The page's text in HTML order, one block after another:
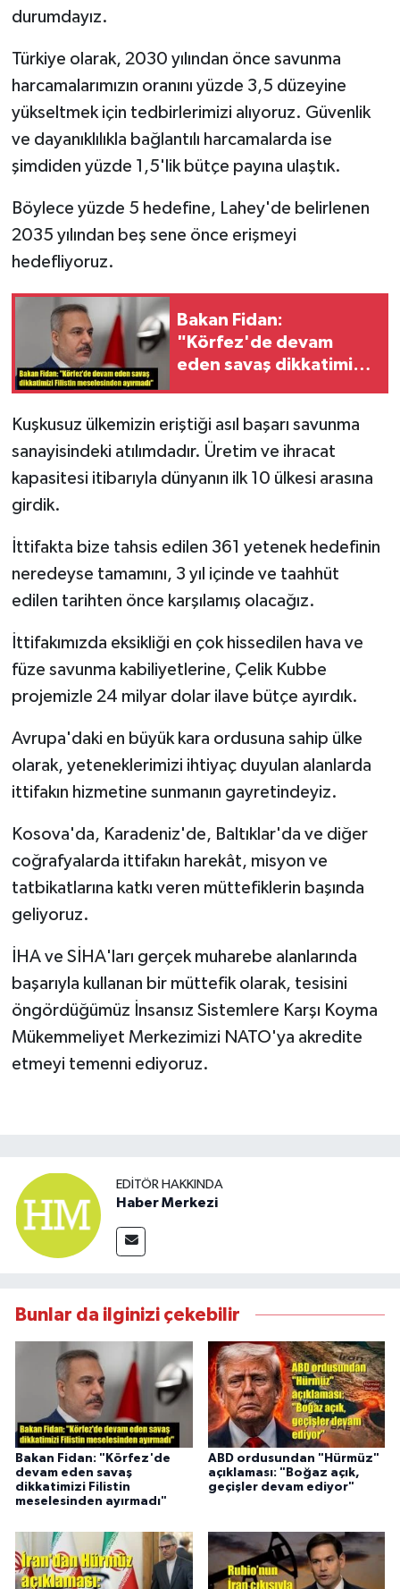
durumdayız.
Türkiye olarak, 2030 yılından önce savunma
harcamalarımızın oranını yüzde 3,5 düzeyine
yükseltmek için tedbirlerimizi alıyoruz. Güvenlik
ve dayanıklılıkla bağlantılı harcamalarda ise
şimdiden yüzde 1,5'lik bütçe payına ulaştık.
Böylece yüzde 5 hedefine, Lahey'de belirlenen
2035 yılından beş sene önce erişmeyi
hedefliyoruz.
Bakan Fidan:
"Körfez'de devam
eden savaş dikkatimizi
Kuşkusuz ülkemizin eriştiği asıl başarı savunma
sanayisindeki atılımdadır. Üretim ve ihracat
kapasitesi itibarıyla dünyanın ilk 10 ülkesi arasına
girdik.
İttifakta bize tahsis edilen 361 yetenek hedefinin
neredeyse tamamını, 3 yıl içinde ve taahhüt
edilen tarihten önce karşılamış olacağız.
İttifakımızda eksikliği en çok hissedilen hava ve
füze savunma kabiliyetlerine, Çelik Kubbe
projemizle 24 milyar dolar ilave bütçe ayırdık.
Avrupa'daki en büyük kara ordusuna sahip ülke
olarak, yeteneklerimizi ihtiyaç duyulan alanlarda
ittifakın hizmetine sunmanın gayretindeyiz.
Kosova'da, Karadeniz'de, Baltıklar'da ve diğer
coğrafyalarda ittifakın harekât, misyon ve
tatbikatlarına katkı veren müttefiklerin başında
geliyoruz.
İHA ve SİHA'ları gerçek muharebe alanlarında
başarıyla kullanan bir müttefik olarak, tesisini
öngördüğümüz İnsansız Sistemlere Karşı Koyma
Mükemmeliyet Merkezimizi NATO'ya akredite
etmeyi temenni ediyoruz.
EDITÖR HAKKINDA
Haber Merkezi
Bunlar da ilginizi çekebilir
Bakan Fidan: "Körfez'de
devam eden savaş
dikkatimizi Filistin
meselesinden ayırmadı"
ABD ordusundan "Hürmüz"
açıklaması: "Boğaz açık,
geçişler devam ediyor"